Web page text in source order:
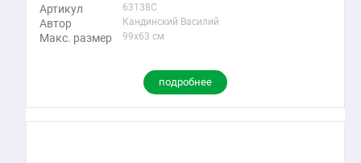
Артикул 63138C
Автор Кандинский Василий
Макс. размер 99x63 см
подробнее